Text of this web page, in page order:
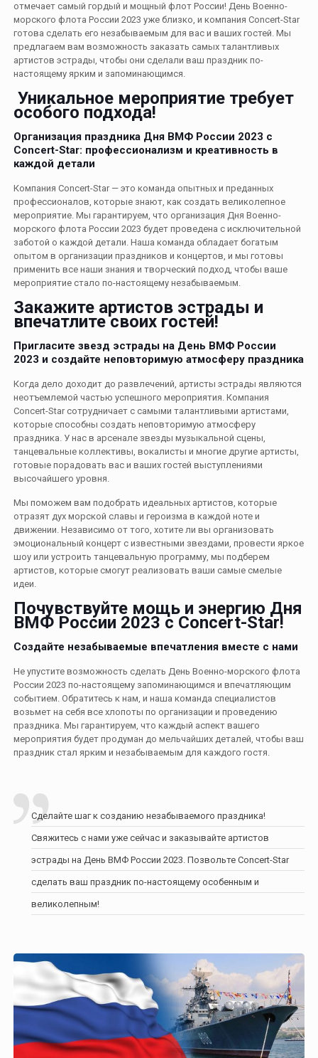
отмечает самый гордый и мощный флот России! День Военно-
морского флота России 2023 уже близко, и компания Concert-Star
готова сделать его незабываемым для вас и ваших гостей. Мы
предлагаем вам возможность заказать самых талантливых
артистов эстрады, чтобы они сделали ваш праздник по-
настоящему ярким и запоминающимся.
Уникальное мероприятие требует
особого подхода!
Организация праздника Дня ВМФ России 2023 с
Concert-Star: профессионализм и креативность в
каждой детали
Компания Concert-Star — это команда опытных и преданных
профессионалов, которые знают, как создать великолепное
мероприятие. Мы гарантируем, что организация Дня Военно-
морского флота России 2023 будет проведена с исключительной
заботой о каждой детали. Наша команда обладает богатым
опытом в организации праздников и концертов, и мы готовы
применить все наши знания и творческий подход, чтобы ваше
мероприятие стало по-настоящему незабываемым.
Закажите артистов эстрады и
впечатлите своих гостей!
Пригласите звезд эстрады на День ВМФ России
2023 и создайте неповторимую атмосферу праздника
Когда дело доходит до развлечений, артисты эстрады являются
неотъемлемой частью успешного мероприятия. Компания
Concert-Star сотрудничает с самыми талантливыми артистами,
которые способны создать неповторимую атмосферу
праздника. У нас в арсенале звезды музыкальной сцены,
танцевальные коллективы, вокалисты и многие другие артисты,
готовые порадовать вас и ваших гостей выступлениями
высочайшего уровня.
Мы поможем вам подобрать идеальных артистов, которые
отразят дух морской славы и героизма в каждой ноте и
движении. Независимо от того, хотите ли вы организовать
эмоциональный концерт с известными звездами, провести яркое
шоу или устроить танцевальную программу, мы подберем
артистов, которые смогут реализовать ваши самые смелые
идеи.
Почувствуйте мощь и энергию Дня
ВМФ России 2023 с Concert-Star!
Создайте незабываемые впечатления вместе с нами
Не упустите возможность сделать День Военно-морского флота
России 2023 по-настоящему запоминающимся и впечатляющим
событием. Обратитесь к нам, и наша команда специалистов
возьмет на себя все хлопоты по организации и проведению
праздника. Мы гарантируем, что каждый аспект вашего
мероприятия будет продуман до мельчайших деталей, чтобы ваш
праздник стал ярким и незабываемым для каждого гостя.
Сделайте шаг к созданию незабываемого праздника!
Свяжитесь с нами уже сейчас и заказывайте артистов
эстрады на День ВМФ России 2023. Позвольте Concert-Star
сделать ваш праздник по-настоящему особенным и
великолепным!